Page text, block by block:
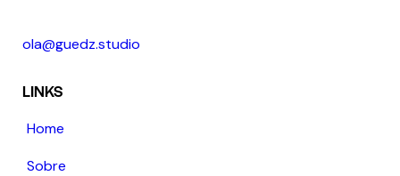
ola@guedz.studio
LINKS
Home
Sobre